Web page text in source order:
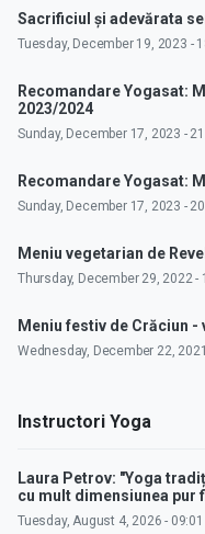
Sacrificiul și adevărata
Tuesday, December 19, 2023 -
Recomandare Yogasat:
2023/2024
Sunday, December 17, 2023 -
Recomandare Yogasat:
Sunday, December 17, 2023 -
Meniu vegetarian de
Thursday, December 29, 2022 -
Meniu festiv de Crăciun
Wednesday, December 22,
Instructori Yoga
Laura Petrov: "Yoga
cu mult dimensiunea pur
Tuesday, August 4, 2026 - 09:01